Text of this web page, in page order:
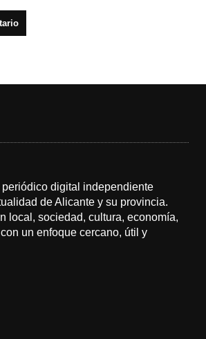
digital independiente
de Alicante y su provincia.
local, sociedad, cultura, economía,
un enfoque cercano, útil y